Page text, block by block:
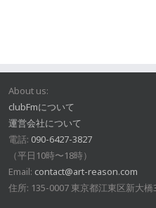
About us:
clubFmについて
運営会社について
電話: 090-6427-3827
（平日10時〜18時）
Email: contact@art-reason.com
住所: 135-0007 東京都江東区新大